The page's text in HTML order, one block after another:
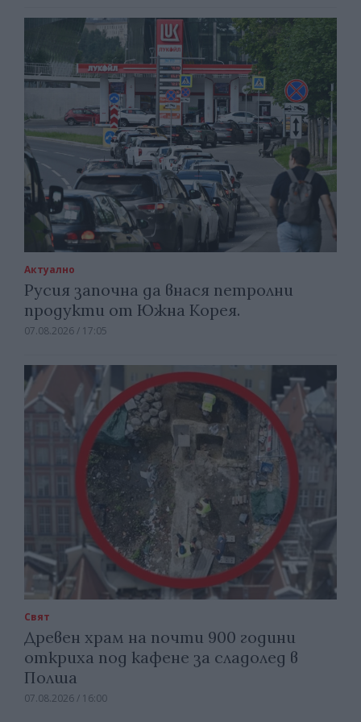
Актуално
Русия започна да внася петролни
продукти от Южна Корея.
07.08.2026 / 17:05
Свят
Древен храм на почти 900 години
откриха под кафене за сладолед в
Полша
07.08.2026 / 16:00